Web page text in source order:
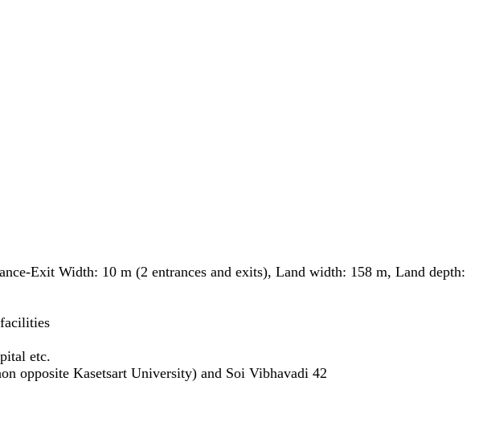
Width: 10 m (2 entrances and exits), Land width: 158 m, Land depth:
etc.
opposite Kasetsart University) and Soi Vibhavadi 42